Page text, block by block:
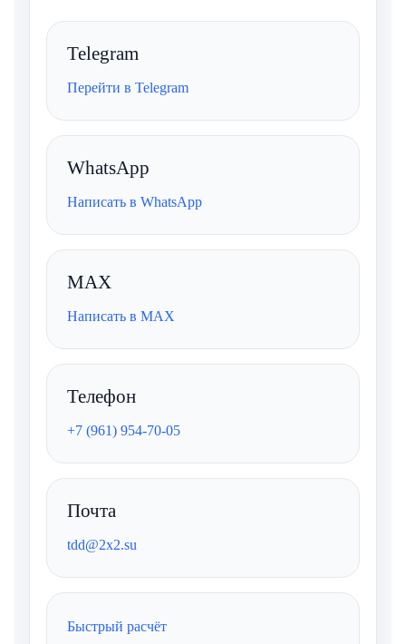
Telegram
Перейти в Telegram
WhatsApp
Написать в WhatsApp
MAX
Написать в MAX
Телефон
+7 (961) 954-70-05
Почта
tdd@2x2.su
Быстрый расчёт